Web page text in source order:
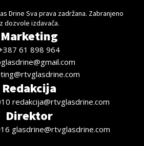
Drine Sva prava zadržana. Zabranjeno
dozvole izdavača.
Marketing
61 898 964
Redakcija
redakcija@rtvglasdrine.com
Direktor
glasdrine@rtvglasdrine.com